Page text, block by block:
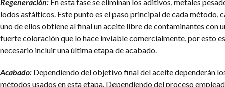
Regeneración: En esta fase se eliminan los aditivos, metales
lodos asfálticos. Este punto es el paso principal de cada método,
uno de ellos obtiene al final un aceite libre de contaminantes con
fuerte coloración que lo hace inviable comercialmente, por esto es
necesario incluir una última etapa de acabado.
Acabado: Dependiendo del objetivo final del aceite dependerán
métodos usados en esta etapa. Dependiendo del proceso